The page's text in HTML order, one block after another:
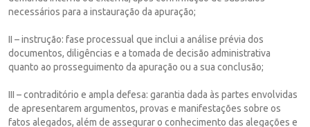
necessários para a instauração da apuração;
II – instrução: fase processual que inclui a análise prévia dos
documentos, diligências e a tomada de decisão administrativa
quanto ao prosseguimento da apuração ou a sua conclusão;
III – contraditório e ampla defesa: garantia dada às partes envolvidas
de apresentarem argumentos, provas e manifestações sobre os
fatos alegados, além de assegurar o conhecimento das alegações e